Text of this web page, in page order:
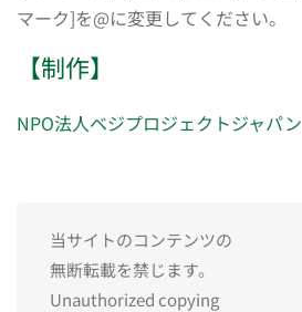
マーク]を@に変更してください。
【制作】
NPO法人ベジプロジェクトジャパン
当サイトのコンテンツの
無断転載を禁じます。
Unauthorized copying